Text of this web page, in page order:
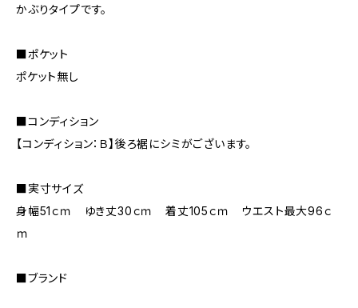
かぶりタイプです。
■ポケット
ポケット無し
■コンディション
【コンディション：Ｂ】後ろ裾にシミがございます。
■実寸サイズ
身幅51ｃｍ ゆき丈30ｃｍ 着丈105ｃｍ ウエスト最大96ｃ
ｍ
■ブランド